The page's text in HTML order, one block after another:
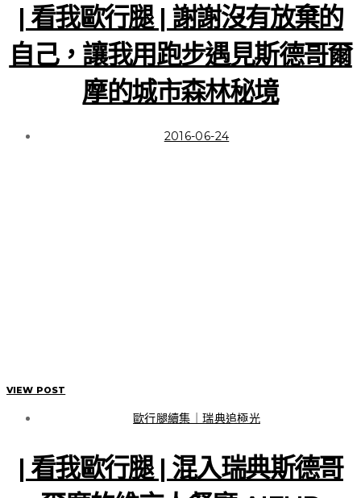
HIGHLIGHT
| 行走在日本東北 | 用雙腳
初識福島，這是我的五天
| 看我歐行腿 | 謝謝沒有放棄的
自己，讓我用跑步遇見斯德哥爾
摩的城市森林秘境
2016-06-24
VIEW POST
歐行腿續集｜瑞典追極光
| 看我歐行腿 | 混入瑞典斯德哥